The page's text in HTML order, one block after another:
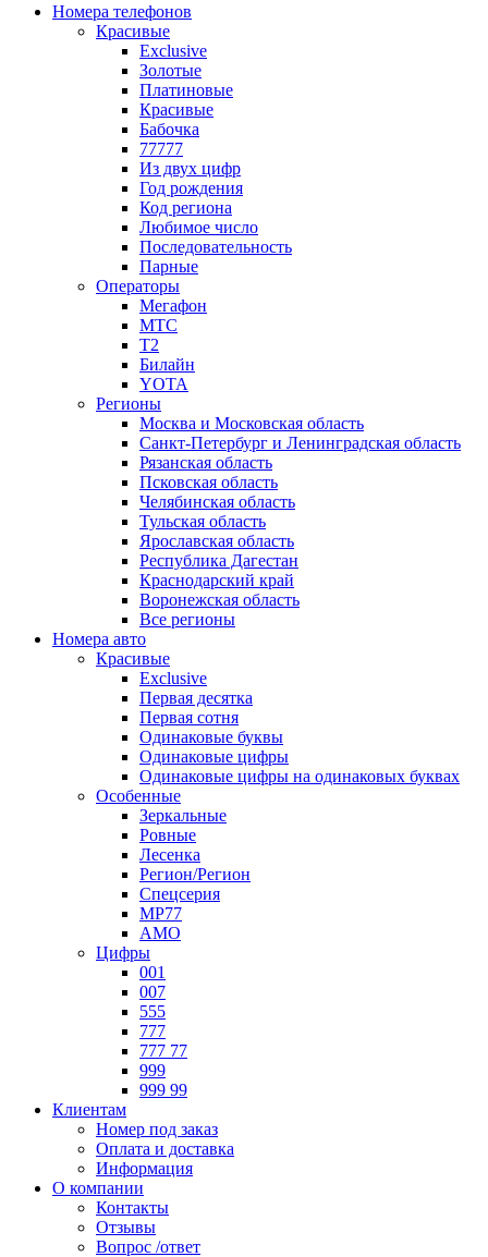
Номера телефонов
Красивые
Exclusive
Золотые
Платиновые
Красивые
Бабочка
77777
Из двух цифр
Год рождения
Код региона
Любимое число
Последовательность
Парные
Операторы
Мегафон
МТС
Т2
Билайн
YOTA
Регионы
Москва и Московская область
Санкт-Петербург и Ленинградская область
Рязанская область
Псковская область
Челябинская область
Тульская область
Ярославская область
Республика Дагестан
Краснодарский край
Воронежская область
Все регионы
Номера авто
Красивые
Exclusive
Первая десятка
Первая сотня
Одинаковые буквы
Одинаковые цифры
Одинаковые цифры на одинаковых буквах
Особенные
Зеркальные
Ровные
Лесенка
Регион/Регион
Спецсерия
МР77
АМО
Цифры
001
007
555
777
777 77
999
999 99
Клиентам
Номер под заказ
Оплата и доставка
Информация
О компании
Контакты
Отзывы
Вопрос /ответ